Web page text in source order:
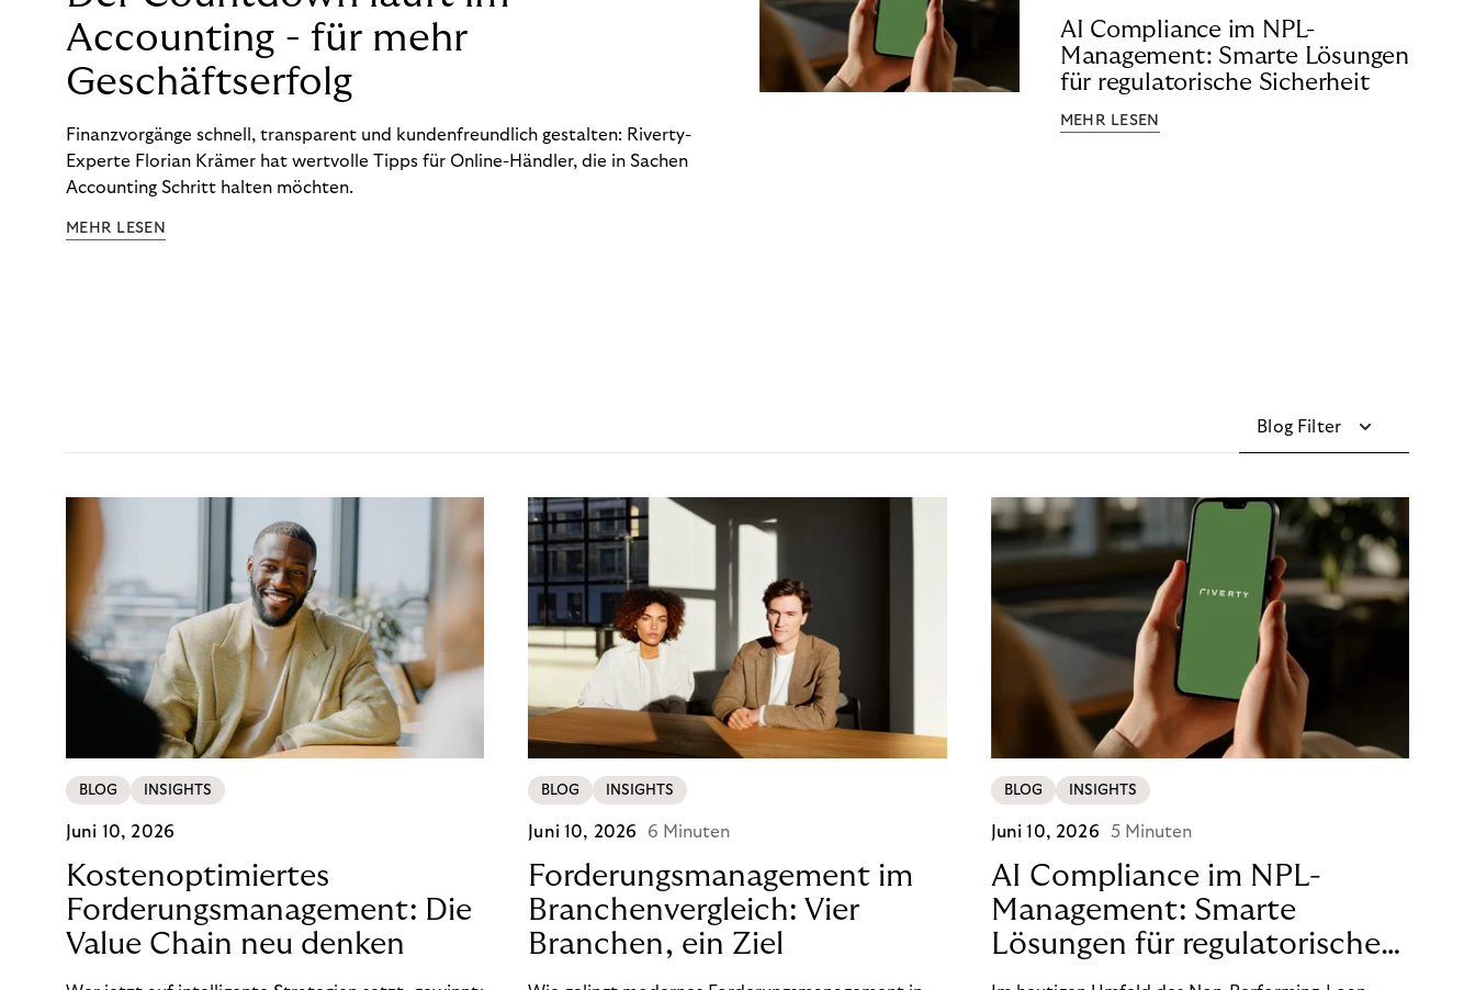
Accounting - für mehr
Geschäftserfolg
Finanzvorgänge schnell, transparent und kundenfreundlich gestalten: Riverty-
Experte Florian Krämer hat wertvolle Tipps für Online-Händler, die in Sachen
Accounting Schritt halten möchten.
MEHR LESEN
AI Compliance im NPL-
Management: Smarte Lösungen
für regulatorische Sicherheit
MEHR LESEN
Blog Filter
BLOG INSIGHTS
Juni 10, 2026
Kostenoptimiertes
Forderungsmanagement: Die
Value Chain neu denken
BLOG INSIGHTS
Juni 10, 2026 6 Minuten
Forderungsmanagement im
Branchenvergleich: Vier
Branchen, ein Ziel
BLOG INSIGHTS
Juni 10, 2026 5 Minuten
AI Compliance im NPL-
Management: Smarte
Lösungen für regulatorische
Sicherheit